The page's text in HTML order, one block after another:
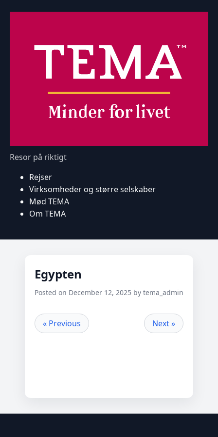
Resor på riktigt
Rejser
Virksomheder og større selskaber
Mød TEMA
Om TEMA
Egypten
Posted on December 12, 2025 by tema_admin
« Previous Next »